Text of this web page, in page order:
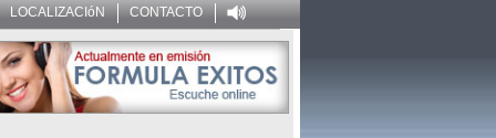
LOCALIZACIóN CONTACTO